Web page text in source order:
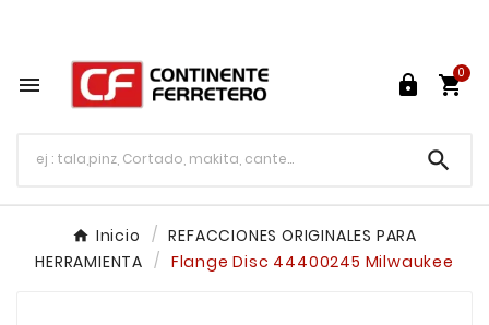
  
0

Inicio
REFACCIONES ORIGINALES PARA
HERRAMIENTA
Flange Disc 44400245 Milwaukee